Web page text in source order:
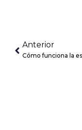
Anterior